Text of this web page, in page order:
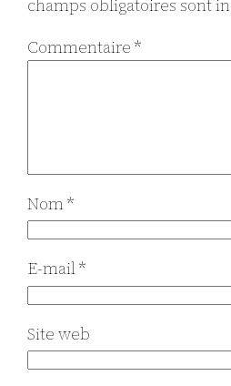
champs obligatoires sont
Commentaire*
Nom*
E-mail*
Site web